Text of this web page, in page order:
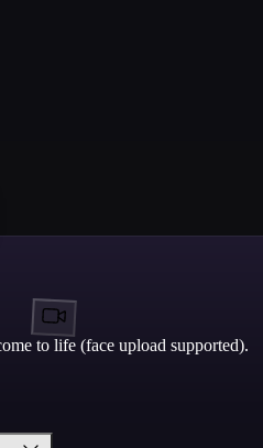
to life (face upload supported).